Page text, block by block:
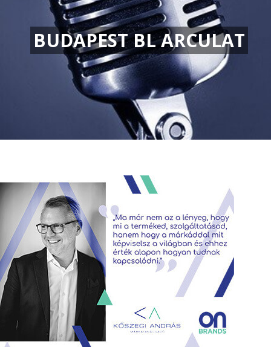
BUDAPEST BL ARCULAT